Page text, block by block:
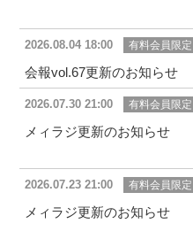
2026.08.04 18:00 有料会員限定
会報vol.67更新のお知らせ
2026.07.30 21:00 有料会員限定
メィラジ更新のお知らせ
2026.07.23 21:00 有料会員限定
メィラジ更新のお知らせ